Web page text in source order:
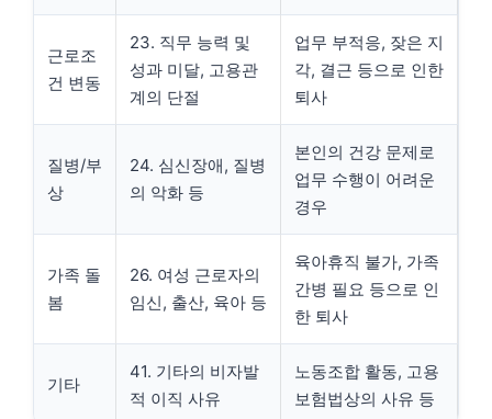
근로조
건 변동
23. 직무 능력 및
성과 미달, 고용관
계의 단절
업무 부적응, 잦은 지
각, 결근 등으로 인한
퇴사
질병/부
상
24. 심신장애, 질병
의 악화 등
본인의 건강 문제로
업무 수행이 어려운
경우
가족 돌
봄
26. 여성 근로자의
임신, 출산, 육아 등
육아휴직 불가, 가족
간병 필요 등으로 인
한 퇴사
기타
41. 기타의 비자발
적 이직 사유
노동조합 활동, 고용
보험법상의 사유 등